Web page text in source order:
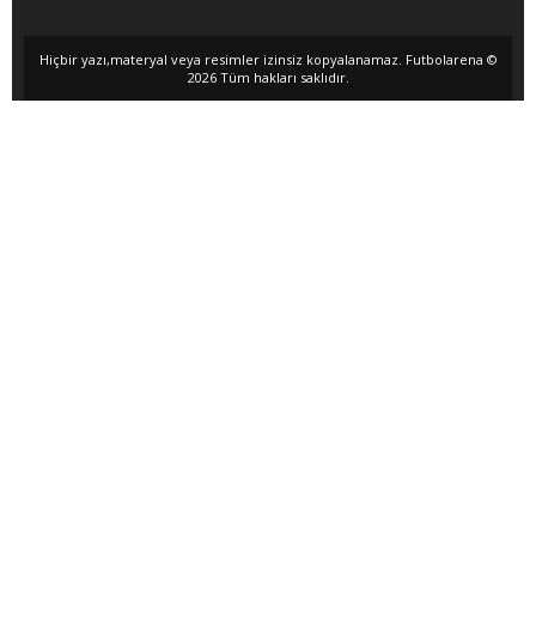
Hiçbir yazı,materyal veya resimler izinsiz kopyalanamaz. Futbolarena ©
2026 Tüm hakları saklıdır.